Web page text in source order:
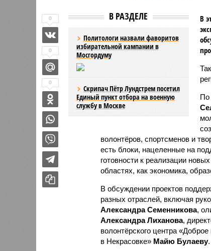
В РАЗДЕЛЕ
Политологи назвали фаворитов
избирательной кампании в
Мосгордуму
Скрипач Пётр Лундстрем посетил
Единый пункт отбора на военную
службу в Москве
В
По
волонтёров, спортсменов и
есть блоки, нацеленные на
готовности к реализации
областях, как экономика,
В обсуждении проектов
разных отраслей, включая
Александра Семенникова,
Александра Лиханова,
волонтёрского центра
в Некрасовке» Майю Булаеву.
0
0
0